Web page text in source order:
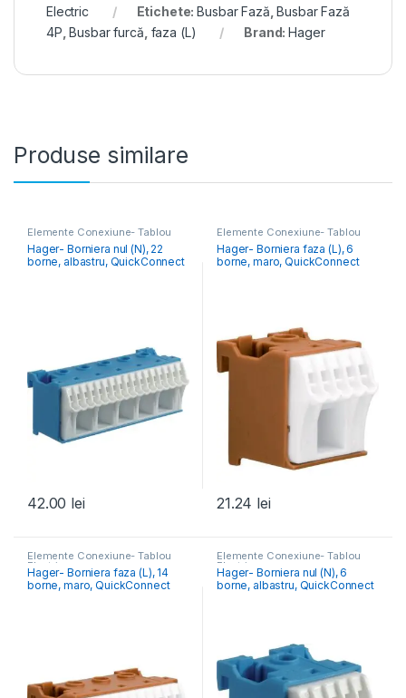
Electric
Etichete:Busbar Fază ,Busbar Fază
4P ,Busbar furcă faza (L) Brand:Hager
Produse similare
Elemente Conexiune- Tablou
Electric
Hager- Borniera nul (N), 22
borne, albastru, QuickConnect
42.00 lei
Elemente Conexiune- Tablou
Electric
Hager- Borniera faza (L), 6
borne, maro, QuickConnect
21.24 lei
Elemente Conexiune- Tablou
Electric
Hager- Borniera faza (L), 14
borne, maro, QuickConnect
Elemente Conexiune- Tablou
Electric
Hager- Borniera nul (N), 6
borne, albastru, QuickConnect